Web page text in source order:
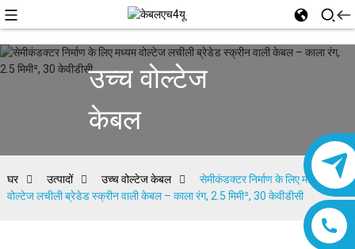
उच्च वोल्टेज
केबल
घर उत्पादों उच्च वोल्टेज केबल
सेमीकंडक्टर निर्माण के लिए मध्यम
वोल्टेज लचीली ब्रेडेड स्क्रीन वाली केबल – काला रंग, 2.5 मिमी², 30 केवीडीसी